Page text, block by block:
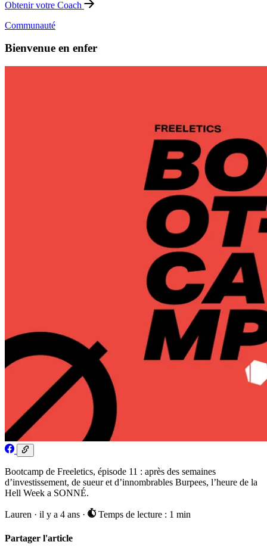
Obtenir votre Coach
Communauté
Bienvenue en enfer
Bootcamp de Freeletics, épisode 11 : après des semaines
d’investissement, de sueur et d’innombrables Burpees, l’heure de la
Hell Week a SONNÉ.
Lauren · il y a 4 ans · Temps de lecture : 1 min
Partager l'article